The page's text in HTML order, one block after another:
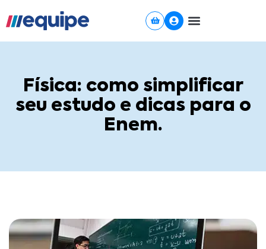
para
Física: como simplificar
seu estudo e dicas para o
Enem.